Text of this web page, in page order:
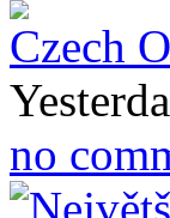
Czech
no